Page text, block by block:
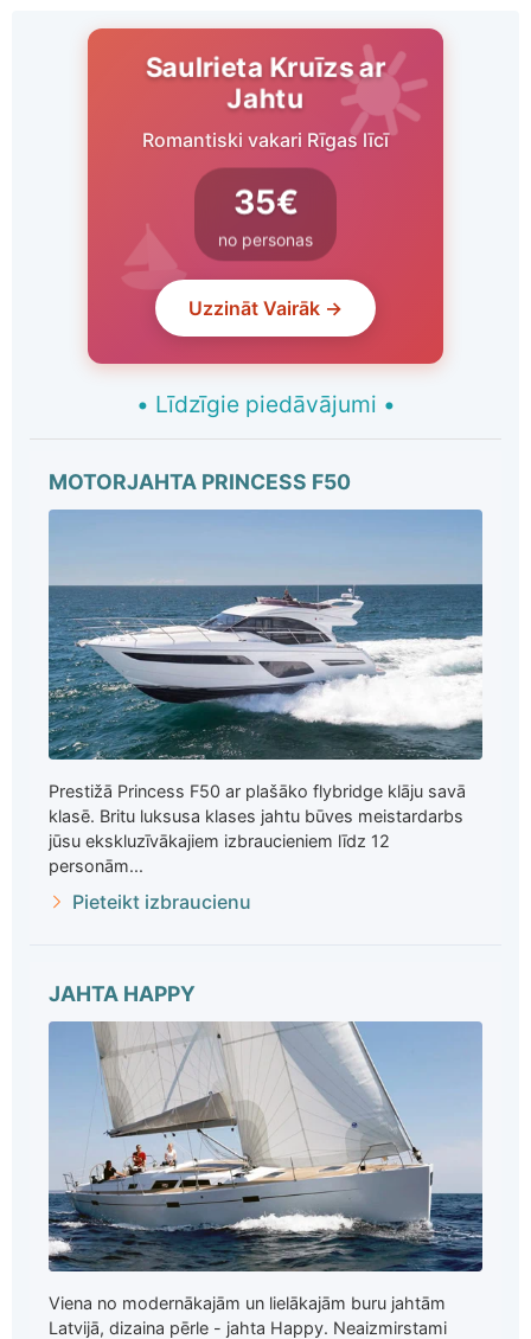
Saulrieta Kruīzs ar
Jahtu
Romantiski vakari Rīgas līcī
35€
no personas
Uzzināt Vairāk →
• Līdzīgie piedāvājumi •
MOTORJAHTA PRINCESS F50
Prestižā Princess F50 ar plašāko flybridge klāju savā
klasē. Britu luksusa klases jahtu būves meistardarbs
jūsu ekskluzīvākajiem izbraucieniem līdz 12
personām...
Pieteikt izbraucienu
JAHTA HAPPY
Viena no modernākajām un lielākajām buru jahtām
Latvijā, dizaina pērle - jahta Happy. Neaizmirstami